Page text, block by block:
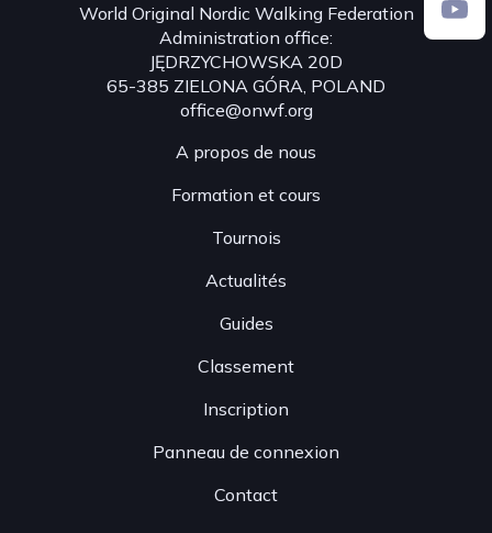
World Original Nordic Walking Federation
Administration office:
JĘDRZYCHOWSKA 20D
65-385 ZIELONA GÓRA, POLAND
office@onwf.org
A propos de nous
Formation et cours
Tournois
Actualités
Guides
Classement
Inscription
Panneau de connexion
Contact